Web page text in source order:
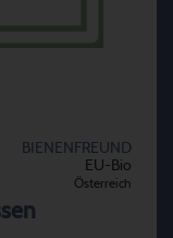
BIENENFREUND
EU-Bio
Österreich